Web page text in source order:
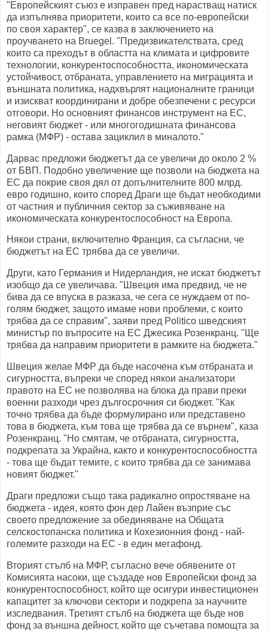
"Европейският съюз е изправен пред нарастващ натиск
да изпълнява приоритети, които са все по-европейски
по своя характер", се казва в заключението на
проучването на Bruegel. "Предизвикателствата, сред
които са преходът в областта на климата и цифровите
технологии, конкурентоспособността, икономическата
устойчивост, отбраната, управлението на миграцията и
външната политика, надхвърлят националните граници
и изискват координирани и добре обезпечени с ресурси
отговори. Но основният финансов инструмент на ЕС,
неговият бюджет - или многогодишната финансова
рамка (МФР) - остава зациклил в миналото."
Дарвас предложи бюджетът да се увеличи до около 2 %
от БВП. Подобно увеличение ще позволи на бюджета на
ЕС да покрие своя дял от допълнителните 800 млрд.
евро годишно, които според Драги ще бъдат необходими
от частния и публичния сектор за съживяване на
икономическата конкурентоспособност на Европа.
Някои страни, включително Франция, са съгласни, че
бюджетът на ЕС трябва да се увеличи.
Други, като Германия и Нидерландия, не искат бюджетът
изобщо да се увеличава. "Швеция има предвид, че не
бива да се впуска в разказа, че сега се нуждаем от по-
голям бюджет, защото имаме нови проблеми, с които
трябва да се справим", заяви пред Politico шведският
министър по въпросите на ЕС Джесика Розенкранц. "Ще
трябва да направим приоритети в рамките на бюджета."
Швеция желае МФР да бъде насочена към отбраната и
сигурността, въпреки че според някои анализатори
правото на ЕС не позволява на блока да прави преки
военни разходи чрез дългосрочния си бюджет. "Как
точно трябва да бъде формулирано или представено
това в бюджета, към това ще трябва да се върнем", каза
Розенкранц. "Но смятам, че отбраната, сигурността,
подкрепата за Украйна, както и конкурентоспособността
- това ще бъдат темите, с които трябва да се занимава
новият бюджет."
Драги предложи също така радикално опростяване на
бюджета - идея, която фон дер Лайен възприе със
своето предложение за обединяване на Общата
селскостопанска политика и Кохезионния фонд - най-
големите разходи на ЕС - в един мегафонд.
Вторият стълб на МФР, съгласно вече обявените от
Комисията насоки, ще създаде нов Европейски фонд за
конкурентоспособност, който ще осигури инвестиционен
капацитет за ключови сектори и подкрепа за научните
изследвания. Третият стълб на бюджета ще бъде нов
фонд за външна дейност, който ще съчетава помощта за